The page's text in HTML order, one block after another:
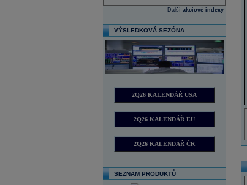
Další akciové indexy
VÝSLEDKOVÁ SEZÓNA
2Q26 KALENDÁŘ USA
2Q26 KALENDÁŘ EU
2Q26 KALENDÁŘ ČR
SEZNAM PRODUKTŮ